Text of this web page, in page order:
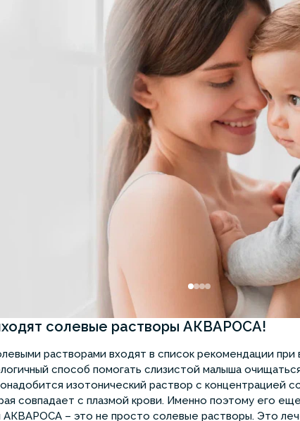
солевые растворы АКВАРОСА!
растворами входят в список рекомендации
способ помогать слизистой малыша
изотонический раствор с концентрацией
совпадает с плазмой крови. Именно поэтому его
АКВАРОСА – это не просто солевые растворы. Это